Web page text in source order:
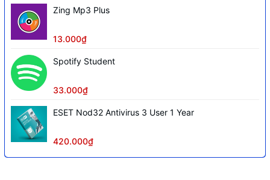
Zing Mp3 Plus
13.000₫
Spotify Student
33.000₫
ESET Nod32 Antivirus 3 User 1 Year
420.000₫